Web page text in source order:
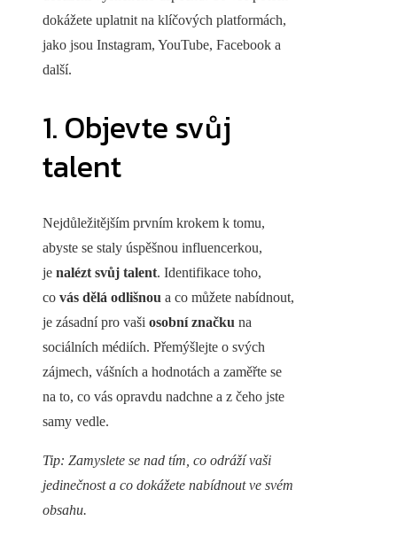
dokážete uplatnit na klíčových platformách,
jako jsou Instagram, YouTube, Facebook a
další.
1. Objevte svůj
talent
Nejdůležitějším prvním krokem k tomu,
abyste se staly úspěšnou influencerkou,
je nalézt svůj talent. Identifikace toho,
co vás dělá odlišnou a co můžete nabídnout,
je zásadní pro vaši osobní značku na
sociálních médiích. Přemýšlejte o svých
zájmech, vášních a hodnotách a zaměřte se
na to, co vás opravdu nadchne a z čeho jste
samy vedle.
Tip: Zamyslete se nad tím, co odráží vaši
jedinečnost a co dokážete nabídnout ve svém
obsahu.